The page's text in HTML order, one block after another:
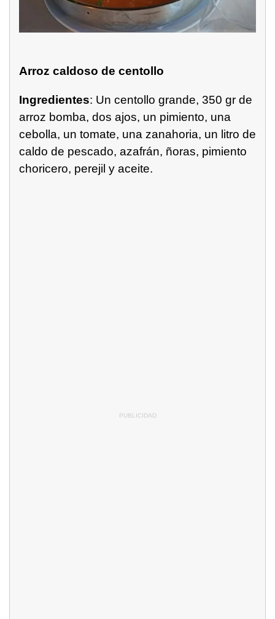
Arroz caldoso de centollo
Ingredientes: Un centollo grande, 350 gr de
arroz bomba, dos ajos, un pimiento, una
cebolla, un tomate, una zanahoria, un litro de
caldo de pescado, azafrán, ñoras, pimiento
choricero, perejil y aceite.